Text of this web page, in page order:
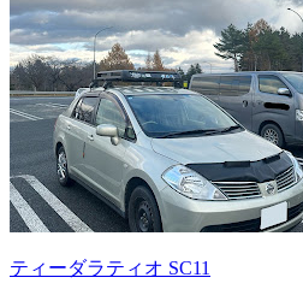
ティーダラティオ SC11